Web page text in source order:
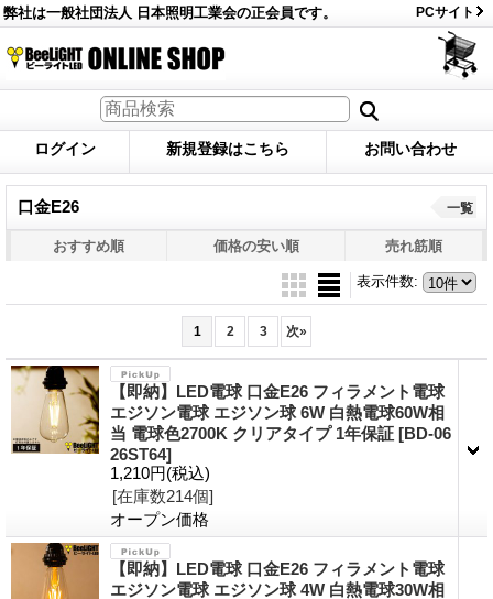
弊社は一般社団法人 日本照明工業会の正会員です。 PCサイト
ログイン 新規登録はこちら お問い合わせ
口金E26 一覧
おすすめ順 価格の安い順 売れ筋順
表示件数:
1 2 3 次»
【即納】LED電球 口金E26 フィラメント電球
エジソン電球 エジソン球 6W 白熱電球60W相
当 電球色2700K クリアタイプ 1年保証 [BD-06
26ST64]
1,210円(税込)
[在庫数214個]
オープン価格
【即納】LED電球 口金E26 フィラメント電球
エジソン電球 エジソン球 4W 白熱電球30W相